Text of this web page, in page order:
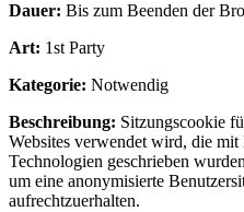
Dauer: Bis zum Beenden der
Art: 1st Party
Kategorie: Notwendig
Beschreibung: Sitzungscookie
Websites verwendet wird, die
Technologien geschrieben
um eine anonymisierte
aufrechtzuerhalten.